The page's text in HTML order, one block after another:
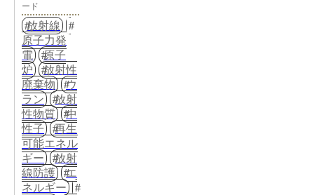
ード
放射線
原子力発
電
原子
炉
放射性
廃棄物
ウ
ラン
放射
性物質
中
性子
再生
可能エネル
ギー
放射
線防護
エ
ネルギー